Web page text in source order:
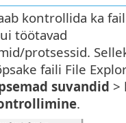
kontrollida ka
töötavad
protsessid.
faili File
suvandid >
.